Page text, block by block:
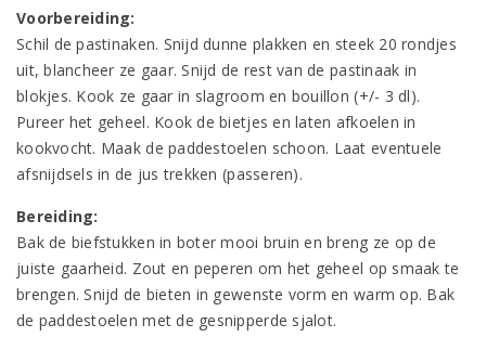
Voorbereiding:
Schil de pastinaken. Snijd dunne plakken en steek 20 rondjes
uit, blancheer ze gaar. Snijd de rest van de pastinaak in
blokjes. Kook ze gaar in slagroom en bouillon (+/- 3 dl).
Pureer het geheel. Kook de bietjes en laten afkoelen in
kookvocht. Maak de paddestoelen schoon. Laat eventuele
afsnijdsels in de jus trekken (passeren).
Bereiding:
Bak de biefstukken in boter mooi bruin en breng ze op de
juiste gaarheid. Zout en peperen om het geheel op smaak te
brengen. Snijd de bieten in gewenste vorm en warm op. Bak
de paddestoelen met de gesnipperde sjalot.